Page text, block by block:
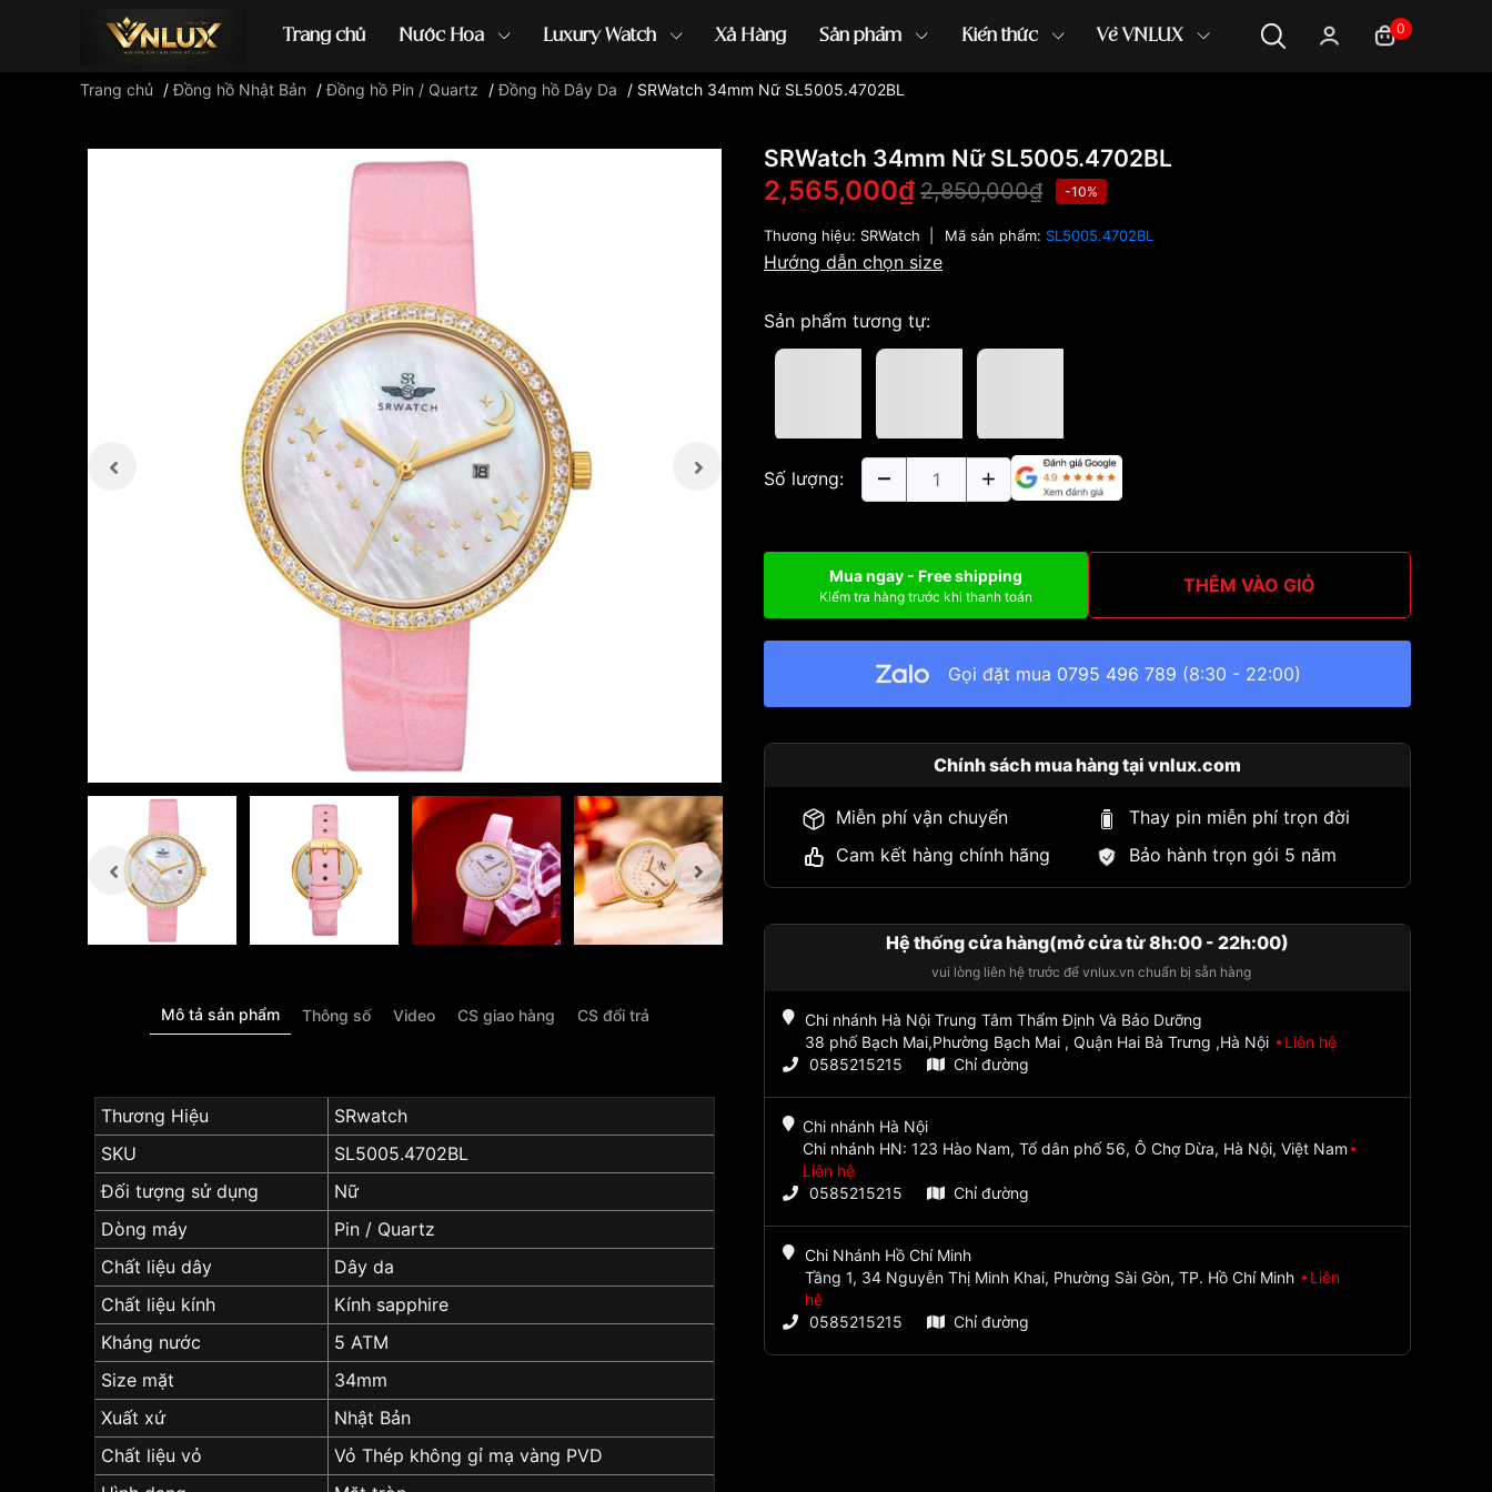
Trang chủ Nước Hoa Luxury Watch Xả Hàng Sản phẩm Kiến thức Về VNLUX 0
Đồng hồ casio đồng hồ G-Shock đồng hồ Orient ...
Trang chủ /Đồng hồ Nhật Bản /Đồng hồ Pin / Quartz /Đồng hồ Dây Da / SRWatch 34mm Nữ SL5005.4702BL
Mô tả sản phẩm Thông số Video CS giao hàng CS đổi trả
Thương Hiệu
SRwatch
SKU
SL5005.4702BL
Đối tượng sử dụng
Nữ
Dòng máy
Pin / Quartz
Chất liệu dây
Dây da
Chất liệu kính
Kính sapphire
Kháng nước
5 ATM
Size mặt
34mm
Xuất xứ
Nhật Bản
Chất liệu vỏ
Vỏ Thép không gỉ mạ vàng PVD
SRWatch 34mm Nữ SL5005.4702BL
2,565,000₫ 2,850,000₫ -10%
Thương hiệu: SRWatch Mã sản phẩm: SL5005.4702BL
Hướng dẫn chọn size
Sản phẩm tương tự:
Số lượng:
Mua ngay - Free shipping
Kiểm tra hàng trước khi thanh toán THÊM VÀO GIỎ
Gọi đặt mua 0795 496 789 (8:30 - 22:00)
Chính sách mua hàng tại vnlux.com
Miễn phí vận chuyển
Thay pin miễn phí trọn đời
Cam kết hàng chính hãng
Bảo hành trọn gói 5 năm
Hệ thống cửa hàng(mở cửa từ 8h:00 - 22h:00)
vui lòng liên hệ trước để vnlux.vn chuẩn bị sẵn hàng
Chi nhánh Hà Nội Trung Tâm Thẩm Định Và Bảo Dưỡng
38 phố Bạch Mai,Phường Bạch Mai , Quận Hai Bà Trưng ,Hà Nội
Liên hệ
0585215215
Chỉ đường
Chi nhánh Hà Nội
Chi nhánh HN: 123 Hào Nam, Tổ dân phố 56, Ô Chợ Dừa, Hà Nội, Việt Nam
Liên hệ
0585215215
Chỉ đường
Chi Nhánh Hồ Chí Minh
Tầng 1, 34 Nguyễn Thị Minh Khai, Phường Sài Gòn, TP. Hồ Chí Minh
Liên
hệ
0585215215
Chỉ đường